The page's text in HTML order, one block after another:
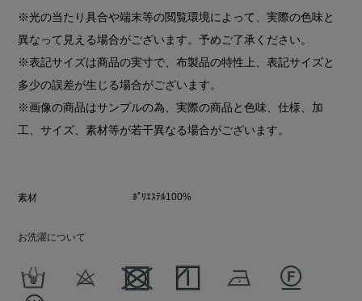
※光の当たり具合や端末等の閲覧環境によって、実際の色味と
異なって見える場合がございます。予めご了承ください。
※表記サイズは商品の実寸で、布製品の特性上、表記サイズと
多少の誤差が生じる場合がございます。
※画像の商品はサンプルの為、実際の商品と色味、仕様、加
工、サイズ、素材等が若干異なる場合がございます。
素材 ﾎﾟﾘｴｽﾃﾙ100%
お洗濯について